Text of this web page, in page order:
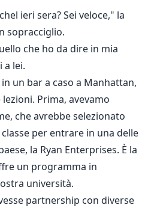
il lavoro di assistente di un
una delle più grandi aziende
essere un conquistatore,
al fascino di quest'uomo
lacerata tra rabbia e
di piacere.
ieri sera? Sei veloce," la
sopracciglio.
che ho da dire in mia
a lei.
un bar a caso a Manhattan,
Prima, avevamo
che avrebbe selezionato
per entrare in una delle
la Ryan Enterprises. È la
un programma in
università.
partnership con diverse